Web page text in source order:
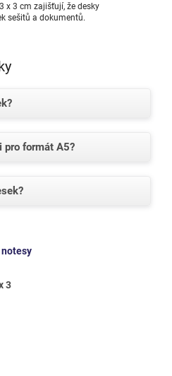
x 3 cm zajišťují, že desky
sešitů a dokumentů.
pro formát A5?
notesy
3